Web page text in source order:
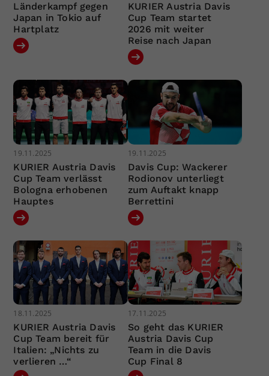
Länderkampf gegen
Japan in Tokio auf
Hartplatz
KURIER Austria Davis
Cup Team startet
2026 mit weiter
Reise nach Japan
19.11.2025
KURIER Austria Davis
Cup Team verlässt
Bologna erhobenen
Hauptes
19.11.2025
Davis Cup: Wackerer
Rodionov unterliegt
zum Auftakt knapp
Berrettini
18.11.2025
KURIER Austria Davis
Cup Team bereit für
Italien: „Nichts zu
verlieren …“
17.11.2025
So geht das KURIER
Austria Davis Cup
Team in die Davis
Cup Final 8